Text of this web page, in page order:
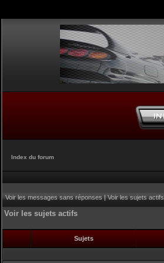
Index du forum
Voir les messages sans réponses|Voir les sujets actifs
Voir les sujets actifs
Sujets